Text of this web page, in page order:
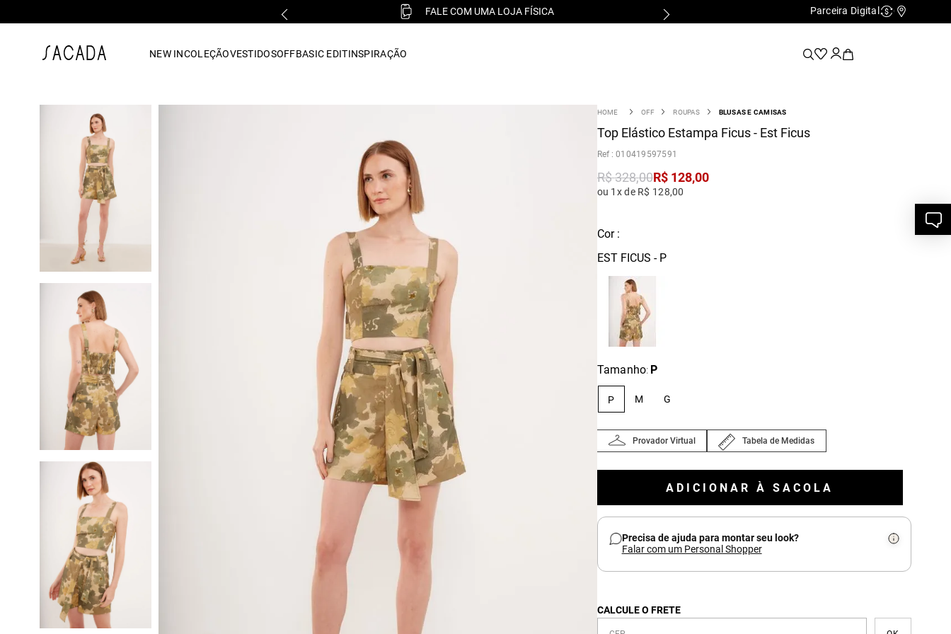
FALE COM UMA LOJA FÍSICA Parceira Digital Cashback
NEW INCOLEÇÃOVESTIDOSOFFBASIC EDITINSPIRAÇÃO
OFF ROUPAS BLUSAS E CAMISAS
Top Elástico Estampa Ficus - Est Ficus
:010419597591
R$328,00R$ 128,00
ou 1x de R$ 128,00
Cor :
EST FICUS - P
Tamanho: P
P M G
Provador Virtual Tabela de Medidas
ADICIONAR À SACOLA
Precisa de ajuda para montar seu look?
Falar com um Personal Shopper
CALCULE O FRETE
vestido midi
vestido curto